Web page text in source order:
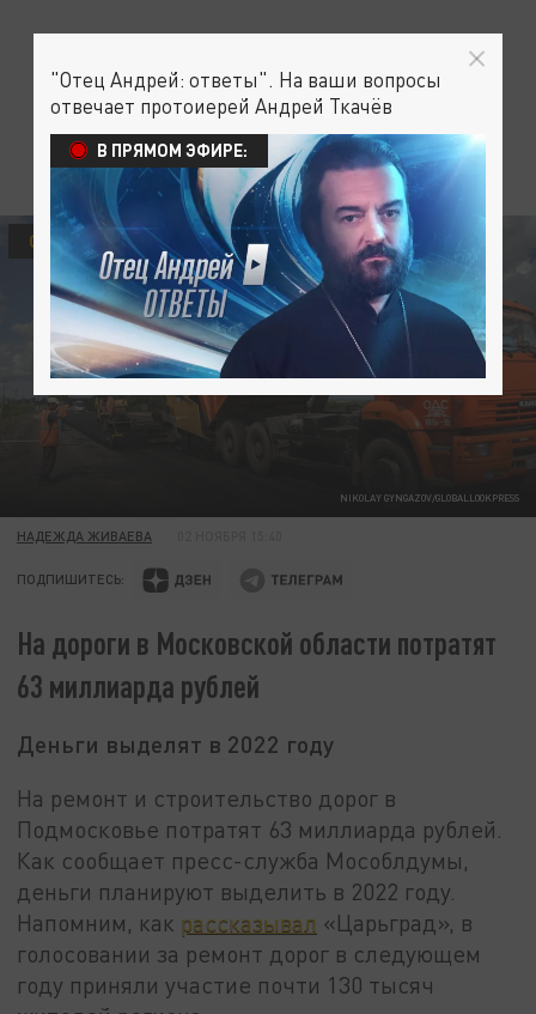
NIKOLAY GYNGAZOV/GLOBALLOOKPRESS
ОБЩЕСТВО
НАДЕЖДА ЖИВАЕВА
ПОДПИШИТЕСЬ:
На дороги в Московской области потратят
63 миллиарда рублей
Деньги выделят в 2022 году
На ремонт и строительство дорог в
Подмосковье потратят 63 миллиарда рублей.
Как сообщает пресс-служба Мособлдумы,
деньги планируют выделить в 2022 году.
Напомним, как рассказывал «Царьград», в
голосовании за ремонт дорог в следующем
году приняли участие почти 130 тысяч
"Отец Андрей: ответы". На ваши вопросы
отвечает протоиерей Андрей Ткачёв
В ПРЯМОМ ЭФИРЕ: